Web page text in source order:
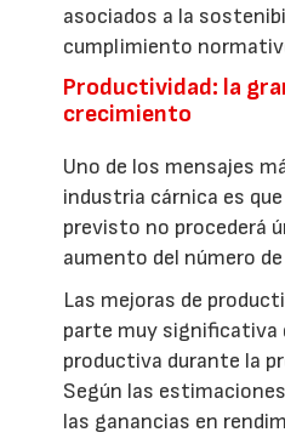
asociados a la
cumplimiento
Productividad: la
crecimiento
Uno de los mensajes
industria cárnica es
previsto no procederá
aumento del número
Las mejoras de
parte muy significativa
productiva durante la
Según las estimaciones
las ganancias en